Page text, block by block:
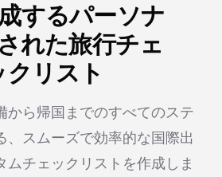
するパーソナ
れた旅行チェ
クリスト
から帰国までのすべてのステ
、スムーズで効率的な国際出
ムチェックリストを作成しま